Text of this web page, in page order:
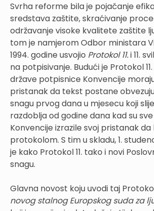
Svrha reforme bila je pojačanje
sredstava zaštite, skraćivanje
održavanje visoke kvalitete zaštite
tom je namjerom Odbor ministara
1994. godine usvojio Protokol 11.i 11.
na potpisivanje. Budući je Protokol
države potpisnice Konvencije
pristanak da tekst postane
snagu prvog dana u mjesecu koji
razdoblja od godine dana kad su
Konvencije izrazile svoj pristanak da
protokolom. S tim u skladu, 1.
je kako Protokol 11. tako i novi
snagu.
Glavna novost koju uvodi taj
novog stalnog Europskog suda za